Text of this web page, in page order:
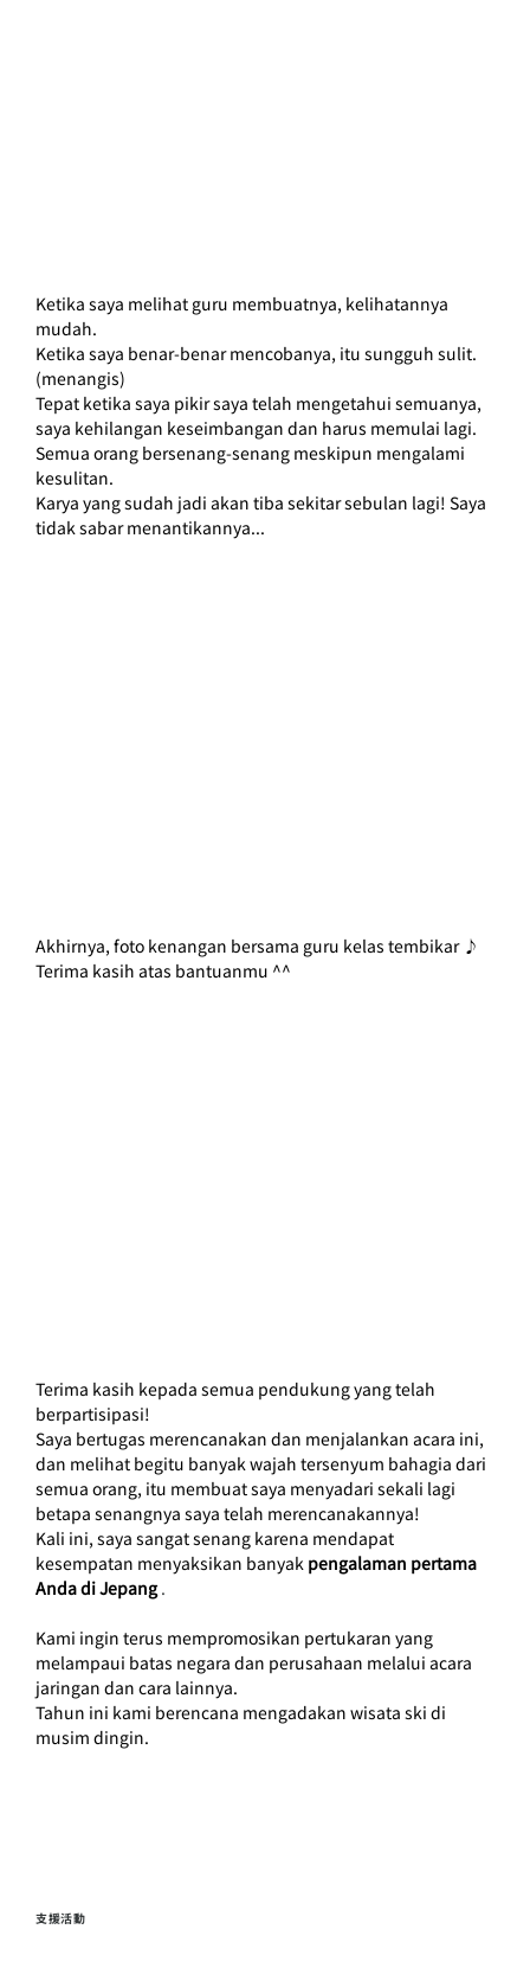
Ketika saya melihat guru membuatnya, kelihatannya
mudah.
Ketika saya benar-benar mencobanya, itu sungguh sulit.
(menangis)
Tepat ketika saya pikir saya telah mengetahui semuanya,
saya kehilangan keseimbangan dan harus memulai lagi.
Semua orang bersenang-senang meskipun mengalami
kesulitan.
Karya yang sudah jadi akan tiba sekitar sebulan lagi! Saya
tidak sabar menantikannya...
Akhirnya, foto kenangan bersama guru kelas tembikar ♪
Terima kasih atas bantuanmu ^^
Terima kasih kepada semua pendukung yang telah
berpartisipasi!
Saya bertugas merencanakan dan menjalankan acara ini,
dan melihat begitu banyak wajah tersenyum bahagia dari
semua orang, itu membuat saya menyadari sekali lagi
betapa senangnya saya telah merencanakannya!
Kali ini, saya sangat senang karena mendapat
kesempatan menyaksikan banyak pengalaman pertama
Anda di Jepang .
Kami ingin terus mempromosikan pertukaran yang
melampaui batas negara dan perusahaan melalui acara
jaringan dan cara lainnya.
Tahun ini kami berencana mengadakan wisata ski di
musim dingin.
支援活動